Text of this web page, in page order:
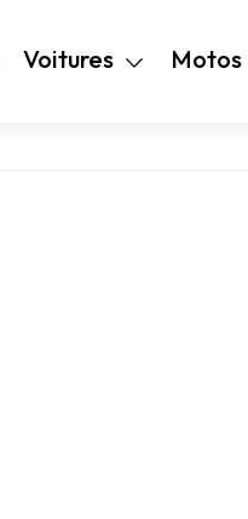
Voitures Motos